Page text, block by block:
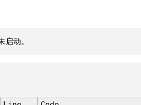
启动。